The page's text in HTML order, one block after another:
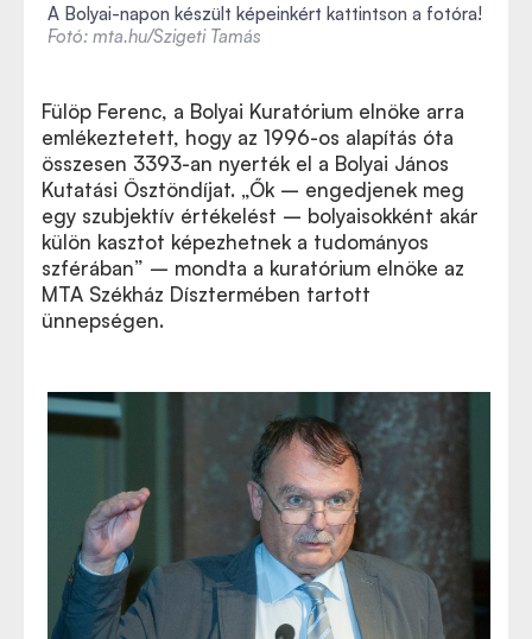
A Bolyai-napon készült képeinkért kattintson a fotóra!
Fotó: mta.hu/Szigeti Tamás
Fülöp Ferenc, a Bolyai Kuratórium elnöke arra
emlékeztetett, hogy az 1996-os alapítás óta
összesen 3393-an nyerték el a Bolyai János
Kutatási Ösztöndíjat. „Ők – engedjenek meg
egy szubjektív értékelést – bolyaisokként akár
külön kasztot képezhetnek a tudományos
szférában” – mondta a kuratórium elnöke az
MTA Székház Dísztermében tartott
ünnepségen.